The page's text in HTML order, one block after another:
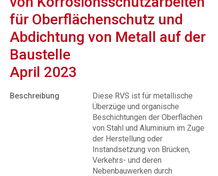
für Oberflächenschutz und
Abdichtung von Metall auf der
Baustelle
April 2023
Beschreibung
Diese RVS ist für metallische
Überzüge und organische
Beschichtungen der Oberflächen
von Stahl und Aluminium im Zuge
der Herstellung oder
Instandsetzung von Brücken,
Verkehrs- und deren
Nebenbauwerken durch